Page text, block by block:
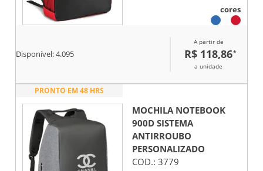
cores
Disponível:4.095
A partir de
R$ 118,86*
a unidade
PRONTO EM 48 HRS
MOCHILA NOTEBOOK
900D SISTEMA
ANTIRROUBO
PERSONALIZADO
COD.: 3779